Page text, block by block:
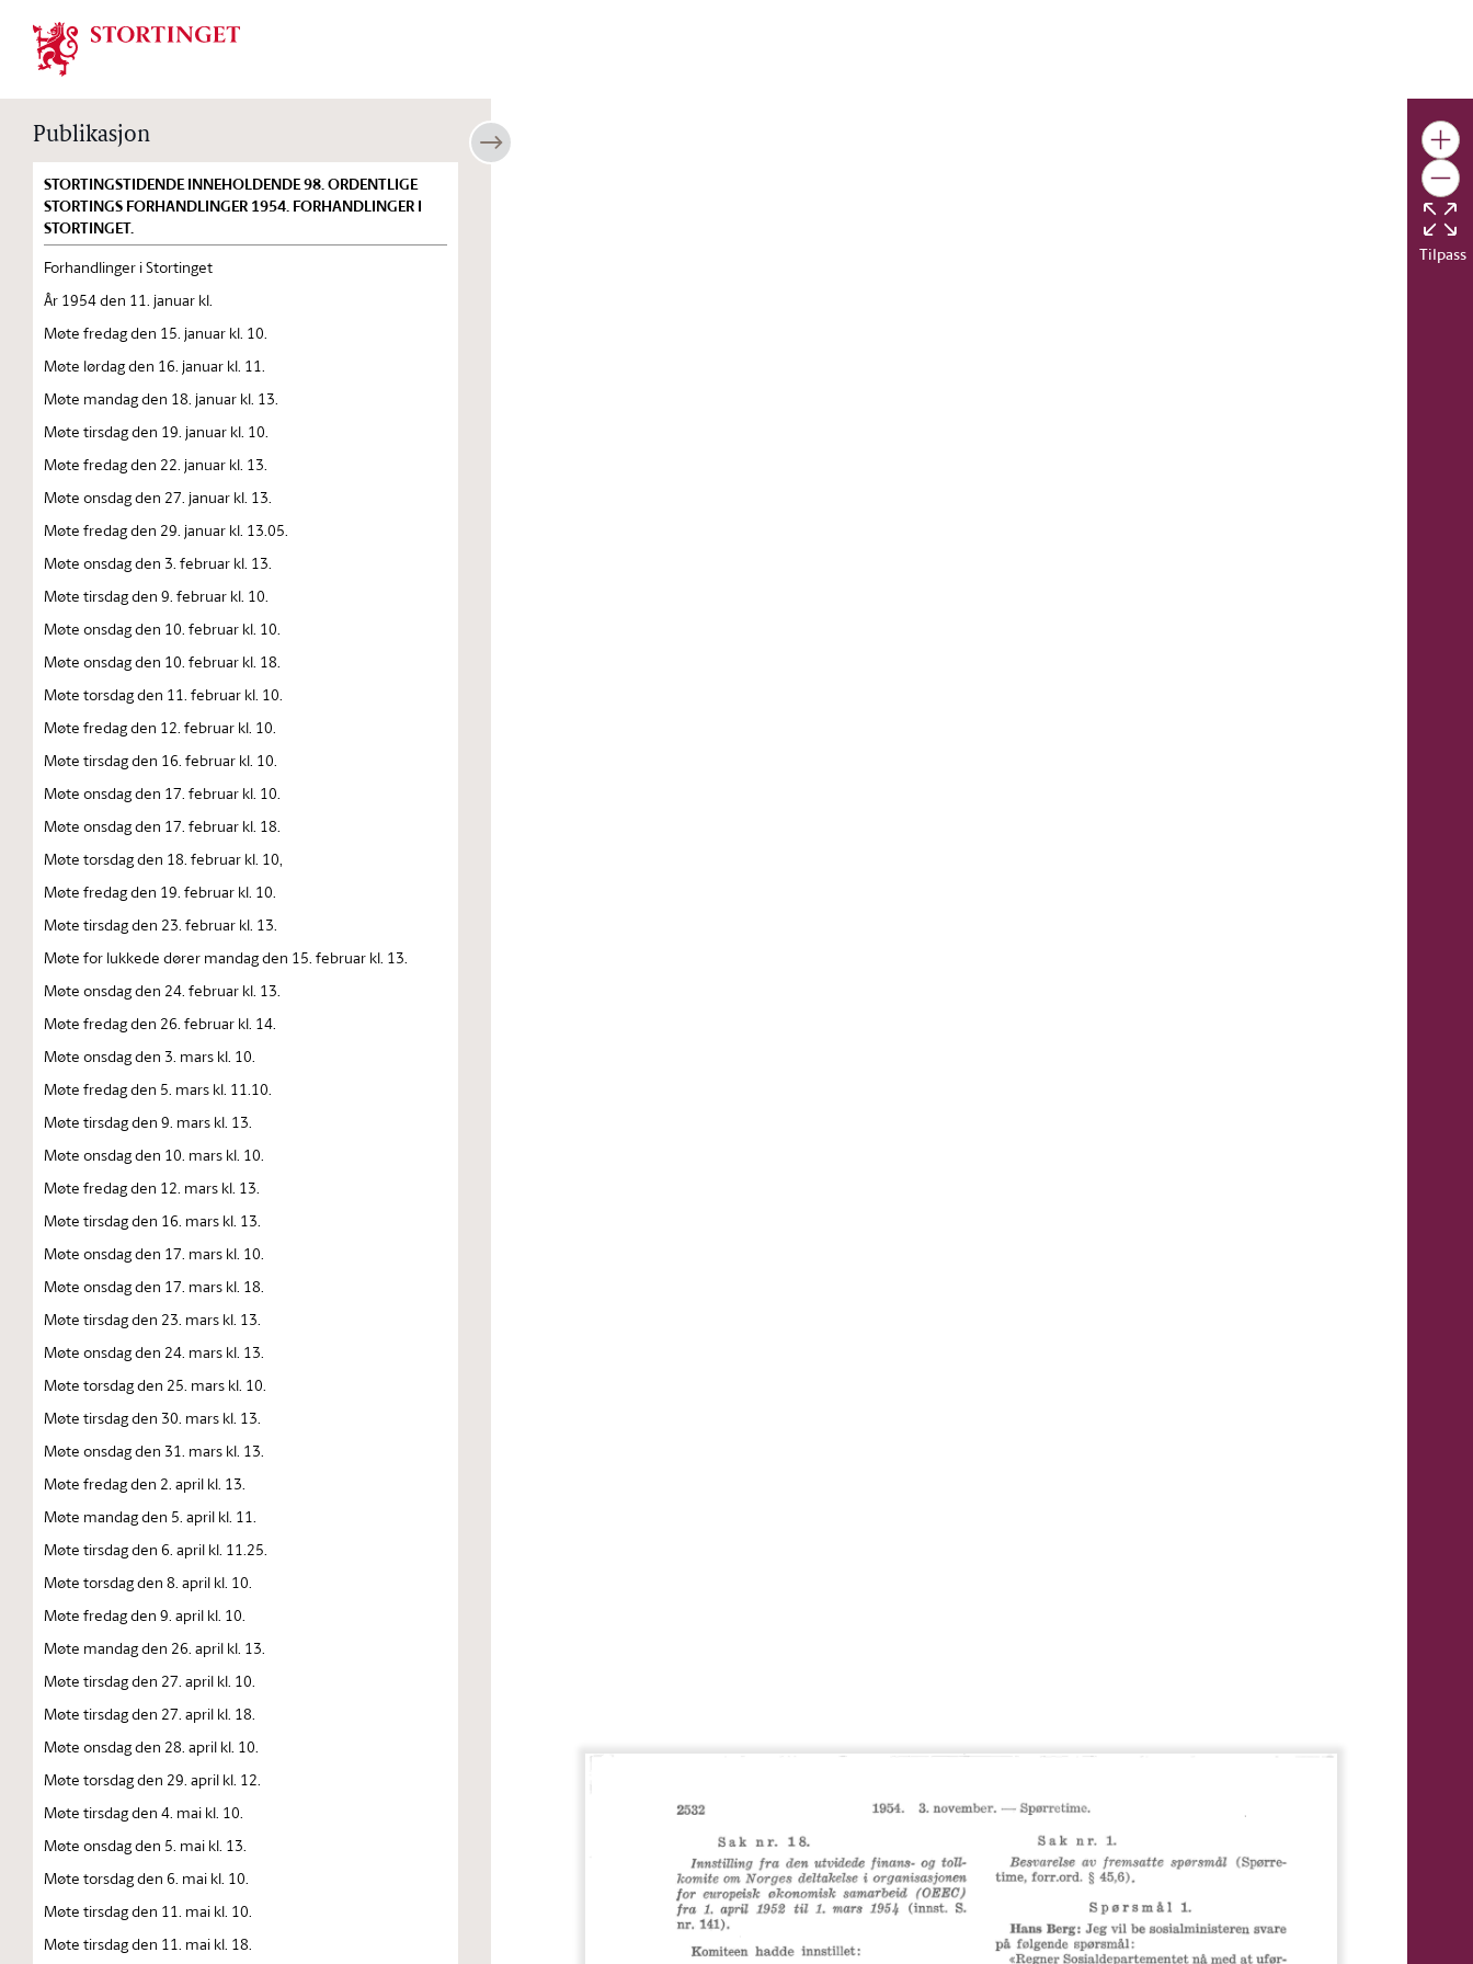
Stortinget.no
Publikasjon
STORTINGSTIDENDE INNEHOLDENDE 98. ORDENTLIGE
STORTINGS FORHANDLINGER 1954. FORHANDLINGER I
STORTINGET.
Forhandlinger i Stortinget
År 1954 den 11. januar kl.
Møte fredag den 15. januar kl. 10.
Møte lørdag den 16. januar kl. 11.
Møte mandag den 18. januar kl. 13.
Møte tirsdag den 19. januar kl. 10.
Møte fredag den 22. januar kl. 13.
Møte onsdag den 27. januar kl. 13.
Møte fredag den 29. januar kl. 13.05.
Møte onsdag den 3. februar kl. 13.
Møte tirsdag den 9. februar kl. 10.
Møte onsdag den 10. februar kl. 10.
Møte onsdag den 10. februar kl. 18.
Møte torsdag den 11. februar kl. 10.
Møte fredag den 12. februar kl. 10.
Møte tirsdag den 16. februar kl. 10.
Møte onsdag den 17. februar kl. 10.
Møte onsdag den 17. februar kl. 18.
Møte torsdag den 18. februar kl. 10,
Møte fredag den 19. februar kl. 10.
Møte tirsdag den 23. februar kl. 13.
Møte for lukkede dører mandag den 15. februar kl. 13.
Møte onsdag den 24. februar kl. 13.
Møte fredag den 26. februar kl. 14.
Møte onsdag den 3. mars kl. 10.
Møte fredag den 5. mars kl. 11.10.
Møte tirsdag den 9. mars kl. 13.
Møte onsdag den 10. mars kl. 10.
Møte fredag den 12. mars kl. 13.
Møte tirsdag den 16. mars kl. 13.
Møte onsdag den 17. mars kl. 10.
Møte onsdag den 17. mars kl. 18.
Møte tirsdag den 23. mars kl. 13.
Møte onsdag den 24. mars kl. 13.
Møte torsdag den 25. mars kl. 10.
Møte tirsdag den 30. mars kl. 13.
Møte onsdag den 31. mars kl. 13.
Møte fredag den 2. april kl. 13.
Møte mandag den 5. april kl. 11.
Møte tirsdag den 6. april kl. 11.25.
Møte torsdag den 8. april kl. 10.
Møte fredag den 9. april kl. 10.
Møte mandag den 26. april kl. 13.
Møte tirsdag den 27. april kl. 10.
Møte tirsdag den 27. april kl. 18.
Møte onsdag den 28. april kl. 10.
Møte torsdag den 29. april kl. 12.
Møte tirsdag den 4. mai kl. 10.
Møte onsdag den 5. mai kl. 13.
Møte torsdag den 6. mai kl. 10.
Møte tirsdag den 11. mai kl. 10.
Møte tirsdag den 11. mai kl. 18.